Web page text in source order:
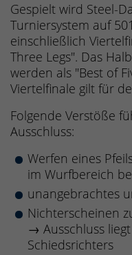
Gespielt wird Steel-
Turniersystem auf
einschließlich
Three Legs". Das
werden als "Best of
Viertelfinale gilt für
Folgende Verstöße
Ausschluss:
Werfen eines
im Wurfbereich
unangebrachtes
Nichterscheinen
→ Ausschluss
Schiedsrichters